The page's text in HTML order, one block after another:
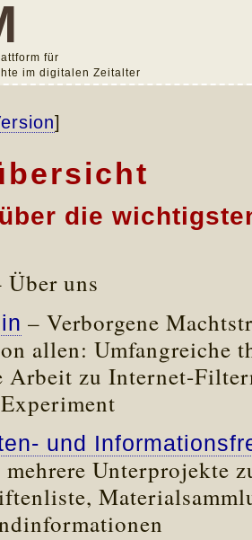
für
im digitalen Zeitalter
]
die
Über uns
– Verborgene
allen: Umfangreiche
Arbeit zu Internet-
und
Unterprojekte